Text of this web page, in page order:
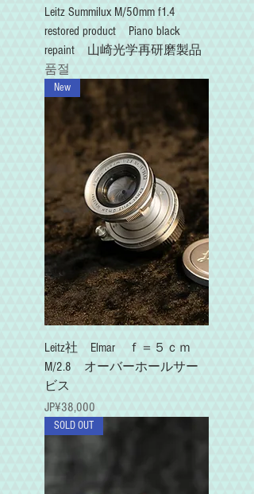
Leitz Summilux M/50mm f1.4
restored product Piano black
repaint 山崎光学再研磨製品
품절
New
Leitz社 Elmar ｆ＝５ｃｍ
M/2.8 オーバーホールサー
ビス
가격
JP¥38,000
SOLD OUT